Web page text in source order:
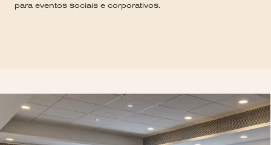
para eventos sociais e corporativos.